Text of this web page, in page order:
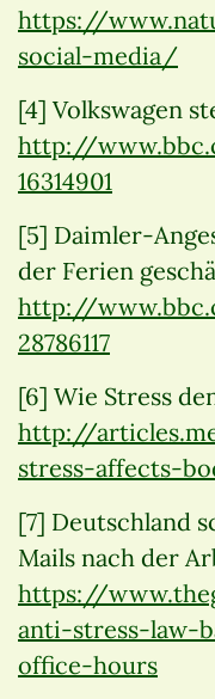
https://
social-media/
[4] Volkswagen
http://
16314901
[5] Daimler-
der Ferien
http://
28786117
[6] Wie Stress
http://
stress-affects-
[7] Deutschland
Mails nach der
https://
anti-stress-law-
office-hours